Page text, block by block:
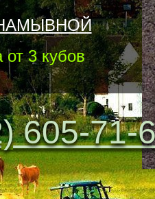
605-71-
от 3 кубов